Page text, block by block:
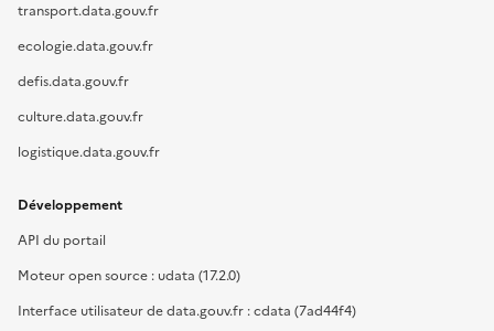
transport.data.gouv.fr
ecologie.data.gouv.fr
defis.data.gouv.fr
culture.data.gouv.fr
logistique.data.gouv.fr
Développement
API du portail
Moteur open source : udata (17.2.0)
Interface utilisateur de data.gouv.fr : cdata (7ad44f4)